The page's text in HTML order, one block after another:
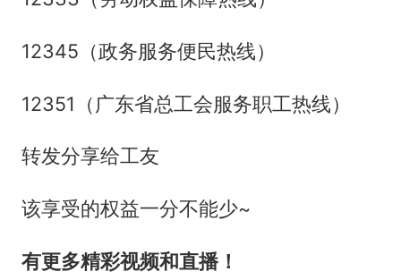
12345（政务服务便民热线）
12351（广东省总工会服务职工热线）
转发分享给工友
该享受的权益一分不能少~
有更多精彩视频和直播！